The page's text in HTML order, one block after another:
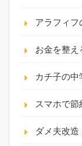
アラフィフ
お金を整え
カチ子の
スマホで節
ダメ夫改造